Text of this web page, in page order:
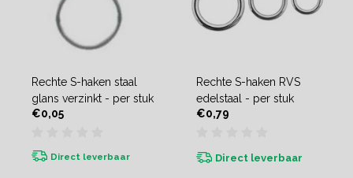
Rechte S-haken staal
glans verzinkt - per stuk
€0,05
Direct leverbaar
Rechte S-haken RVS
edelstaal - per stuk
€0,79
Direct leverbaar